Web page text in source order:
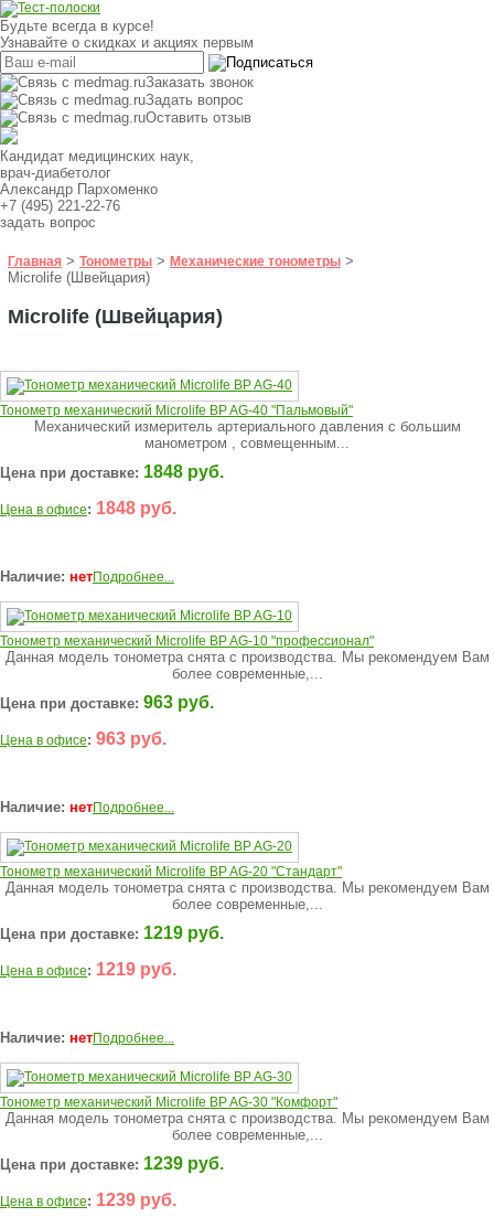
Будьте всегда в курсе!
Узнавайте о скидках и акциях первым
Заказать звонок
Задать вопрос
Оставить отзыв
Кандидат медицинских наук,
врач-диабетолог
Александр Пархоменко
+7 (495) 221-22-76
задать вопрос
Главная > Тонометры > Механические тонометры >
Microlife (Швейцария)
Microlife (Швейцария)
Тонометр механический Microlife BP AG-40 "Пальмовый"
Механический измеритель артериального давления с большим
манометром , совмещенным...
Цена при доставке: 1848 руб.
Цена в офисе: 1848 руб.
Наличие: нетПодробнее...
Тонометр механический Microlife BP AG-10 "профессионал"
Данная модель тонометра снята с производства. Мы рекомендуем Вам
более современные,...
Цена при доставке: 963 руб.
Цена в офисе: 963 руб.
Наличие: нетПодробнее...
Тонометр механический Microlife BP AG-20 "Стандарт"
Данная модель тонометра снята с производства. Мы рекомендуем Вам
более современные,...
Цена при доставке: 1219 руб.
Цена в офисе: 1219 руб.
Наличие: нетПодробнее...
Тонометр механический Microlife BP AG-30 "Комфорт"
Данная модель тонометра снята с производства. Мы рекомендуем Вам
более современные,...
Цена при доставке: 1239 руб.
Цена в офисе: 1239 руб.